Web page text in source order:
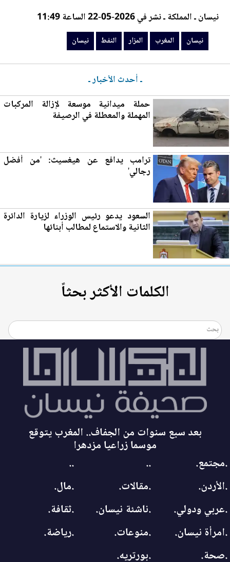
نيسان ـ المملكة ـ نشر في 2026-05-22 الساعة 11:49
نيسان المغرب المزار النفط نيسان
ـ أحدث الأخبار ـ
حملة ميدانية موسعة لإزالة المركبات
المهملة والمعطلة في الرصيفة
ترامب يدافع عن هيغسيث: 'من أفضل
رجالي'
السعود يدعو رئيس الوزراء لزيارة الدائرة
الثانية والاستماع لمطالب أبنائها
الكلمات الأكثر بحثاً
بعد سبع سنوات من الجفاف.. المغرب يتوقع
موسما زراعيا مزدهرا
.مجتمع.
..
..
.الأردن.
.مقالات.
.مال.
.عربي ودولي.
.ناشئة نيسان.
.ثقافة.
.امرأة نيسان.
.منوعات.
.رياضة.
.صحة.
.بورتريه.